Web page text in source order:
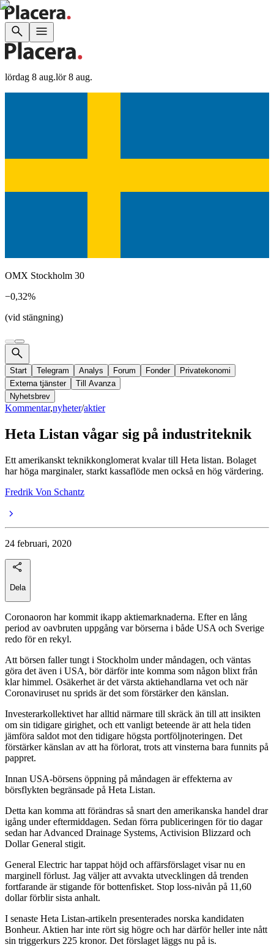
lördag 8 aug.lör 8 aug.
OMX Stockholm 30
−0,32%
(vid stängning)
Start Telegram Analys Forum Fonder
Privatekonomi
Externa tjänster
Till Avanza
Nyhetsbrev
Kommentar,nyheter/aktier
Heta Listan vågar sig på industriteknik
Ett amerikanskt teknikkonglomerat kvalar till Heta listan. Bolaget
har höga marginaler, starkt kassaflöde men också en hög värdering.
Fredrik Von Schantz
24 februari, 2020
Dela
Coronaoron har kommit ikapp aktiemarknaderna. Efter en lång
period av oavbruten uppgång var börserna i både USA och Sverige
redo för en rekyl.
Att börsen faller tungt i Stockholm under måndagen, och väntas
göra det även i USA, bör därför inte komma som någon blixt från
klar himmel. Osäkerhet är det värsta aktiehandlarna vet och när
Coronaviruset nu sprids är det som förstärker den känslan.
Investerarkollektivet har alltid närmare till skräck än till att insikten
om sin tidigare girighet, och ett vanligt beteende är att hela tiden
jämföra saldot mot den tidigare högsta portföljnoteringen. Det
förstärker känslan av att ha förlorat, trots att vinsterna bara funnits på
pappret.
Innan USA-börsens öppning på måndagen är effekterna av
börsflykten begränsade på Heta Listan.
Detta kan komma att förändras så snart den amerikanska handel drar
igång under eftermiddagen. Sedan förra publiceringen för tio dagar
sedan har Advanced Drainage Systems, Activision Blizzard och
Dollar General stigit.
General Electric har tappat höjd och affärsförslaget visar nu en
marginell förlust. Jag väljer att avvakta utvecklingen då trenden
fortfarande är stigande för bottenfisket. Stop loss-nivån på 11,60
dollar förblir sista anhalt.
I senaste Heta Listan-artikeln presenterades norska kandidaten
Bonheur. Aktien har inte rört sig högre och har därför heller inte nått
sin triggerkurs 225 kronor. Det förslaget läggs nu på is.